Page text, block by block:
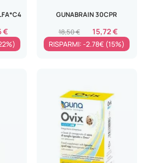
€
GUNABRAIN 30CPR
15,72 €
18,50 €
RISPARMI: -2.78€ (15%)